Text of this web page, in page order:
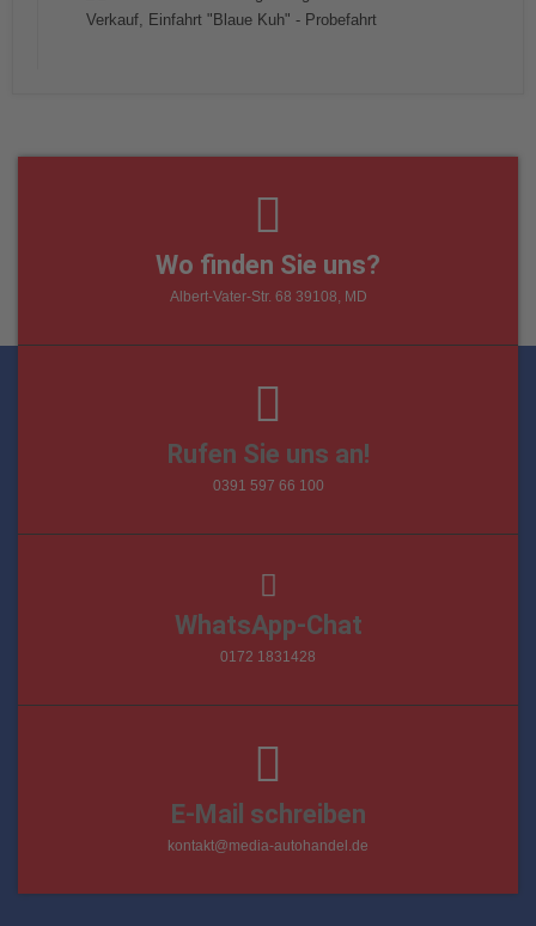
Wo finden Sie uns?
Albert-Vater-Str. 68 39108, MD
Rufen Sie uns an!
0391 597 66 100
WhatsApp-Chat
0172 1831428
E-Mail schreiben
kontakt@media-autohandel.de